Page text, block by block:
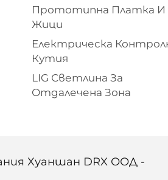
Прототипна Платка И
Жици
Електрическа
Кутия
LIG Светлина За
Отдалечена Зона
Хуаншан DRX ООД -